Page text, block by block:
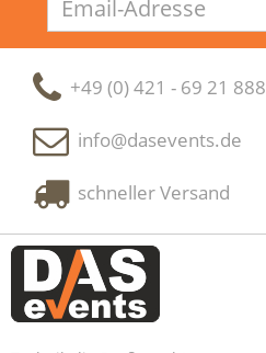
Adresse
+49 (0) 421 - 69 21 888
info@dasevents.de
schneller Versand